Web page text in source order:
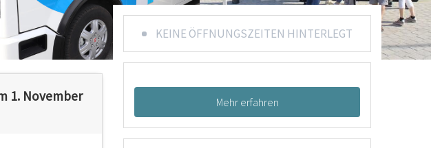
1. November
KEINE ÖFFNUNGSZEITEN HINTERLEGT
Mehr erfahren